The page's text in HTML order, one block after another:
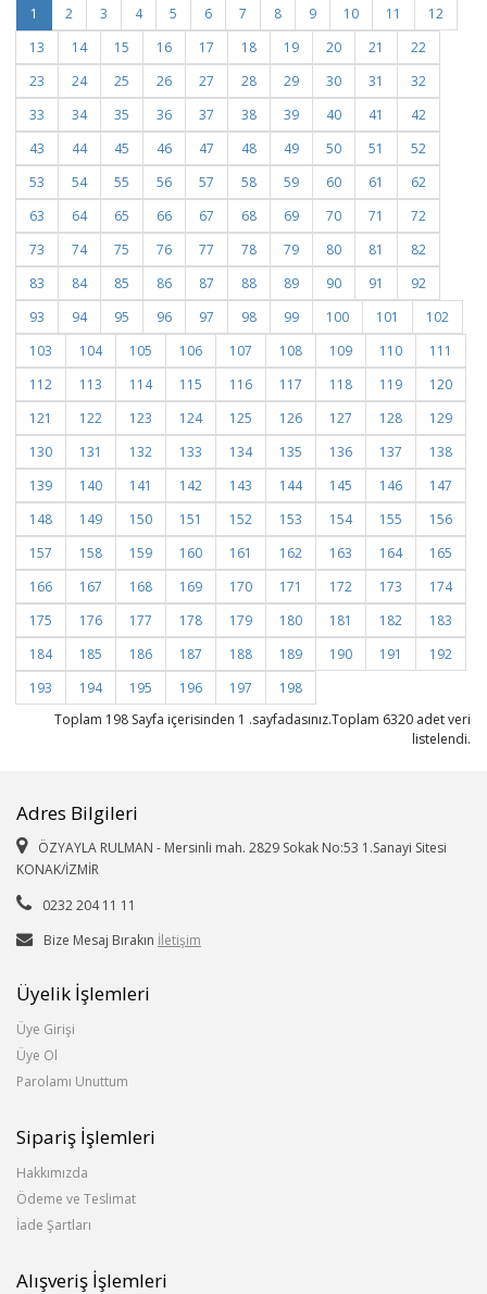
1 2 3 4 5 6 7 8 9 10 11
12
13
14 15 16 17 18 19 20 21
22
23
24 25 26 27 28 29 30 31
32
33
34 35 36 37 38 39 40 41
42
43
44 45 46 47 48 49 50 51
52
53
54 55 56 57 58 59 60 61
62
63
64 65 66 67 68 69 70 71
72
73
74 75 76 77 78 79 80 81
82
83
84 85 86 87 88 89 90 91
92
93
94 95 96 97 98 99 100 101
102
103
104 105 106 107 108 109 110
111
112
113 114 115 116 117 118 119
120
121
122 123 124 125 126 127 128
129
130
131 132 133 134 135 136 137
138
139
140 141 142 143 144 145 146
147
148
149 150 151 152 153 154 155
156
157
158 159 160 161 162 163 164
165
166
167 168 169 170 171 172 173
174
175
176 177 178 179 180 181 182
183
184
185 186 187 188 189 190 191
192
193
194 195 196 197
198
Toplam 198 Sayfa içerisinden 1 .sayfadasınız.Toplam 6320 adet veri
listelendi.
Adres Bilgileri
ÖZYAYLA RULMAN - Mersinli mah. 2829 Sokak No:53 1.Sanayi Sitesi
KONAK/İZMİR
0232 204 11 11
Bize Mesaj Bırakın İletişim
Üyelik İşlemleri
Üye Girişi
Üye Ol
Parolamı Unuttum
Sipariş İşlemleri
Hakkımızda
Ödeme ve Teslimat
İade Şartları
Alışveriş İşlemleri